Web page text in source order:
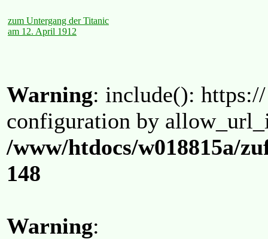
zum Untergang der Titanic
am 12. April 1912
Warning: include():
configuration by
/www/htdocs/w018815a/
148
Warning: